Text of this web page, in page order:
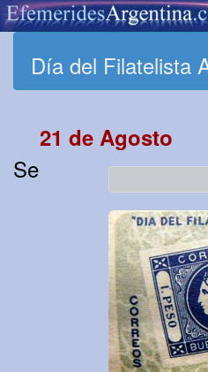
Día del Filatelista
21 de Agosto
Se